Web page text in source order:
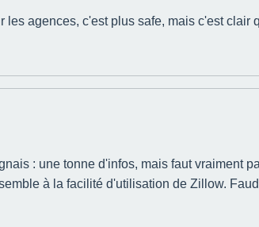
agences, c'est plus safe, mais c'est clair
: une tonne d'infos, mais faut vraiment
à la facilité d'utilisation de Zillow.